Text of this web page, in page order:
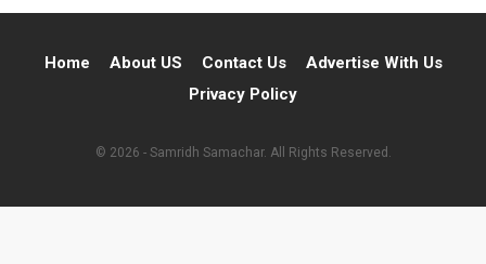
Home About US Contact Us
Advertise With Us
Privacy Policy
© 2026 - Samridh Samachar. All Rights Reserved.